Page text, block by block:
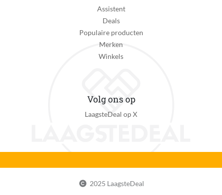
Assistent
Deals
Populaire producten
Merken
Winkels
Volg ons op
LaagsteDeal op X
2025 LaagsteDeal